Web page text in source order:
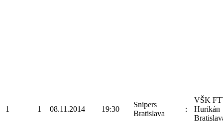
1 1 08.11.2014 19:30
Snipers
Bratislava
:
VŠK
Hurikán